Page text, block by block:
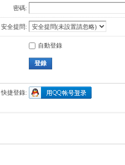
密碼:
安全提問:
自動登錄
登錄
快捷登錄: